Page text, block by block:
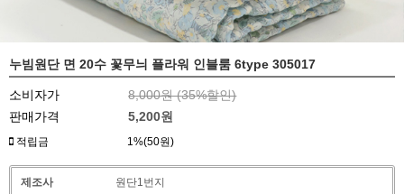
누빔원단 면 20수 꽃무늬 플라워 인블룸 6type 305017
소비자가 8,000원 (35%할인)
판매가격
5,200원
적립금 1%(50원)
제조사
원단1번지